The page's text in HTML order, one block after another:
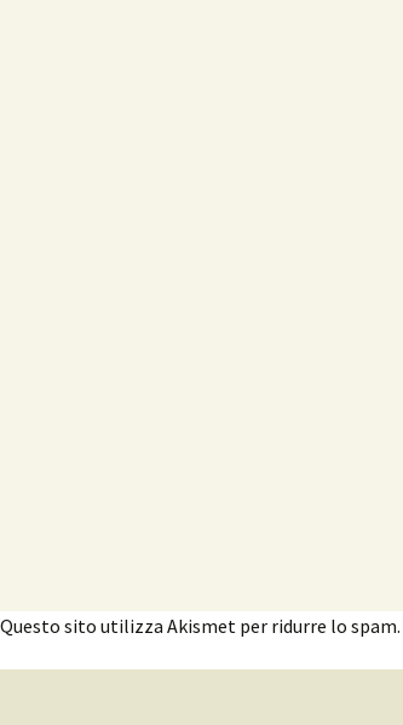
Questo sito utilizza Akismet per ridurre lo spam.